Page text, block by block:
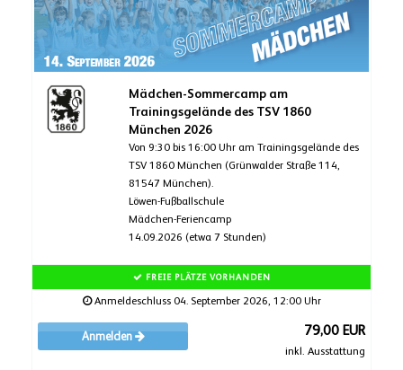
Mädchen-Sommercamp am
Trainingsgelände des TSV 1860
München 2026
Von 9:30 bis 16:00 Uhr am Trainingsgelände des
TSV 1860 München (Grünwalder Straße 114,
81547 München).
Löwen-Fußballschule
Mädchen-Feriencamp
14.09.2026 (etwa 7 Stunden)
FREIE PLÄTZE VORHANDEN
Anmeldeschluss 04. September 2026, 12:00 Uhr
Anmelden 79,00 EUR
inkl. Ausstattung